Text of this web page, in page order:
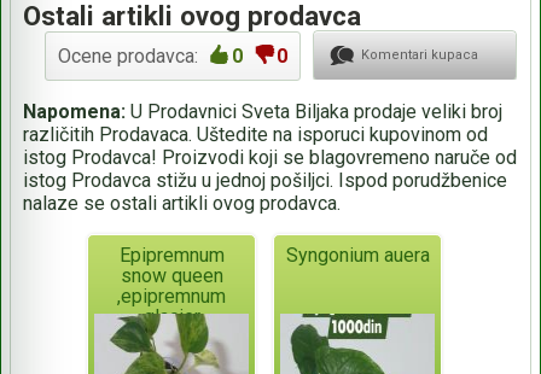
Ostali artikli ovog prodavca
Ocene prodavca: 0 0 Komentari kupaca
Napomena: U Prodavnici Sveta Biljaka prodaje veliki broj
različitih Prodavaca. Uštedite na isporuci kupovinom od
istog Prodavca! Proizvodi koji se blagovremeno naruče od
istog Prodavca stižu u jednoj pošiljci. Ispod porudžbenice
nalaze se ostali artikli ovog prodavca.
Epipremnum
snow queen
,epipremnum
glacier
Syngonium auera